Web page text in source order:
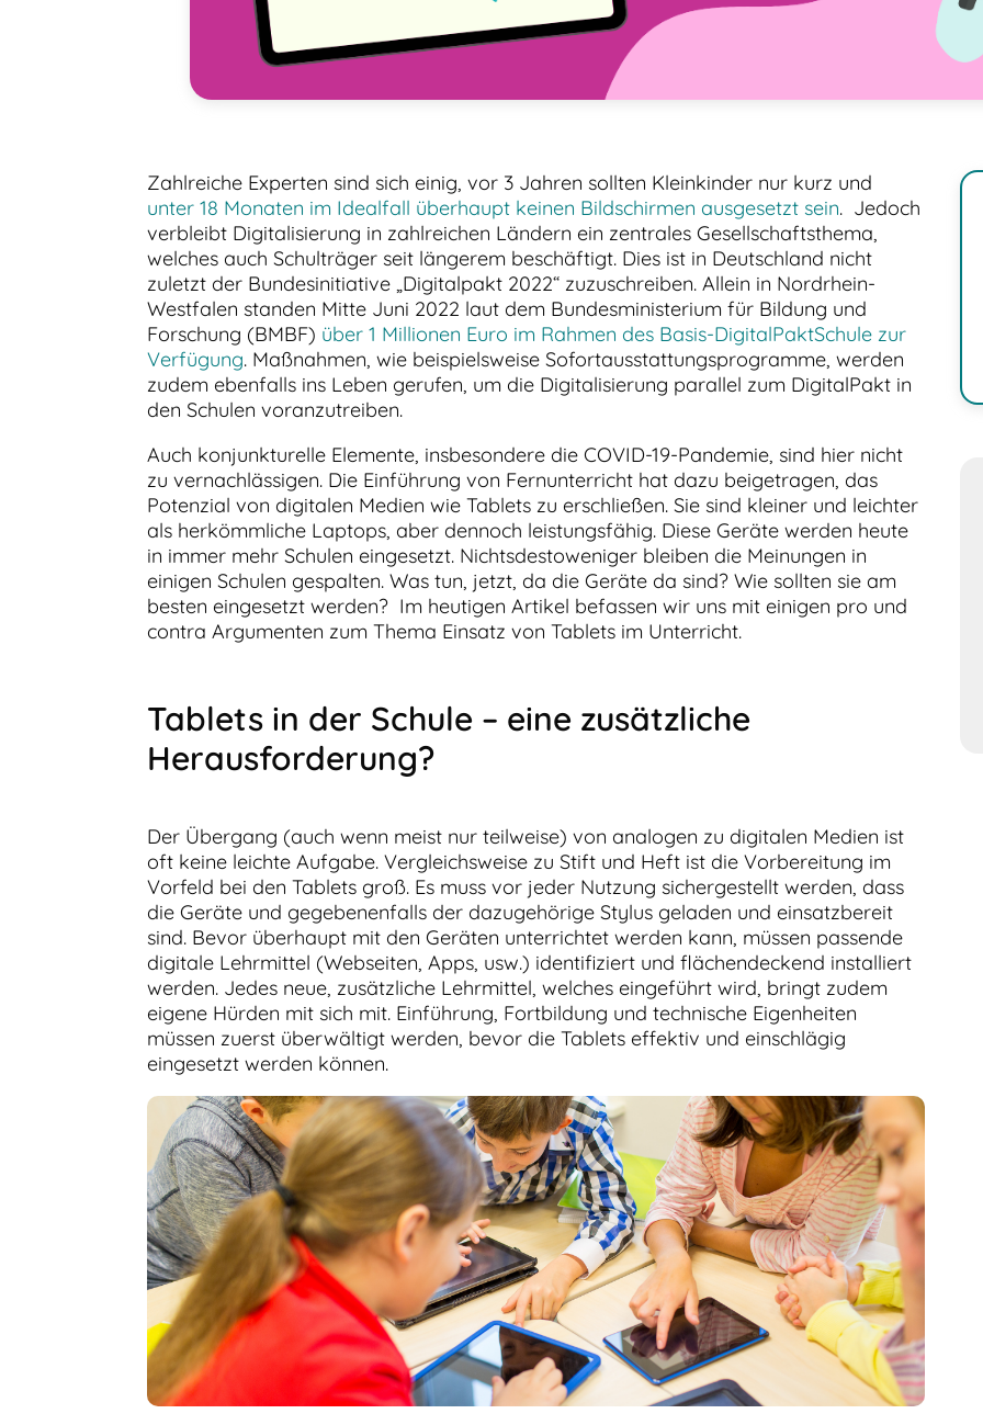
Zahlreiche Experten sind sich einig, vor 3 Jahren sollten Kleinkinder nur kurz und
unter 18 Monaten im Idealfall überhaupt keinen Bildschirmen ausgesetzt sein. Jedoch
verbleibt Digitalisierung in zahlreichen Ländern ein zentrales Gesellschaftsthema,
welches auch Schulträger seit längerem beschäftigt. Dies ist in Deutschland nicht
zuletzt der Bundesinitiative „Digitalpakt 2022“ zuzuschreiben. Allein in Nordrhein-
Westfalen standen Mitte Juni 2022 laut dem Bundesministerium für Bildung und
Forschung (BMBF) über 1 Millionen Euro im Rahmen des Basis-DigitalPaktSchule zur
Verfügung. Maßnahmen, wie beispielsweise Sofortausstattungsprogramme, werden
zudem ebenfalls ins Leben gerufen, um die Digitalisierung parallel zum DigitalPakt in
den Schulen voranzutreiben.
Auch konjunkturelle Elemente, insbesondere die COVID-19-Pandemie, sind hier nicht
zu vernachlässigen. Die Einführung von Fernunterricht hat dazu beigetragen, das
Potenzial von digitalen Medien wie Tablets zu erschließen. Sie sind kleiner und leichter
als herkömmliche Laptops, aber dennoch leistungsfähig. Diese Geräte werden heute
in immer mehr Schulen eingesetzt. Nichtsdestoweniger bleiben die Meinungen in
einigen Schulen gespalten. Was tun, jetzt, da die Geräte da sind? Wie sollten sie am
besten eingesetzt werden? Im heutigen Artikel befassen wir uns mit einigen pro und
contra Argumenten zum Thema Einsatz von Tablets im Unterricht.
Tablets in der Schule – eine zusätzliche
Herausforderung?
Der Übergang (auch wenn meist nur teilweise) von analogen zu digitalen Medien ist
oft keine leichte Aufgabe. Vergleichsweise zu Stift und Heft ist die Vorbereitung im
Vorfeld bei den Tablets groß. Es muss vor jeder Nutzung sichergestellt werden, dass
die Geräte und gegebenenfalls der dazugehörige Stylus geladen und einsatzbereit
sind. Bevor überhaupt mit den Geräten unterrichtet werden kann, müssen passende
digitale Lehrmittel (Webseiten, Apps, usw.) identifiziert und flächendeckend installiert
werden. Jedes neue, zusätzliche Lehrmittel, welches eingeführt wird, bringt zudem
eigene Hürden mit sich mit. Einführung, Fortbildung und technische Eigenheiten
müssen zuerst überwältigt werden, bevor die Tablets effektiv und einschlägig
eingesetzt werden können.